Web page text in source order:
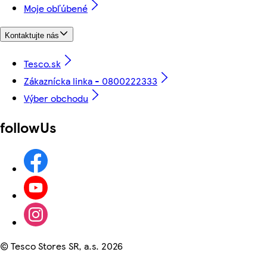
Moje obľúbené
Kontaktujte nás
Tesco.sk
Zákaznícka linka - 0800222333
Výber obchodu
followUs
©Tesco Stores SR, a.s. 2026